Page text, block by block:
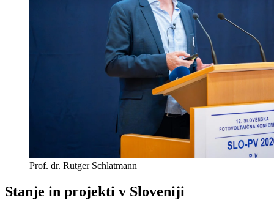
Prof. dr. Rutger Schlatmann
Stanje in projekti v Sloveniji